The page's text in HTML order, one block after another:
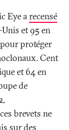
Eye arecensé
et 95 en
protéger
Cent
et 64 en
de
brevets ne
sur des